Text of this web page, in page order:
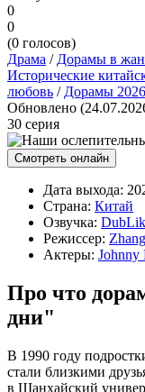
0
0
(0 голосов)
Драма / Дорамы в
Исторические
любовь / Дорамы
Обновлено
30 серия
Смотреть онлайн
Дата выхода:
Страна: Китай
Озвучка:
Режиссер:
Актеры: Johnny
Про что
дни"
В 1990 году
стали близкими
в Шанхайский